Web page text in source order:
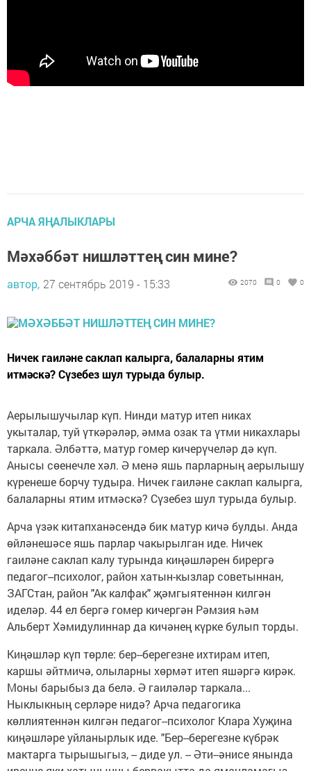
АРЧА ЯҢАЛЫКЛАРЫ
Мәхәббәт нишләттең син мине?
автор, 27 сентябрь 2019 - 15:33 2070 0 0
Ничек гаиләне саклап калырга, балаларны ятим
итмәскә? Сүзебез шул турыда булыр.
Аерылышучылар күп. Нинди матур итеп никах
укыталар, туй үткәрәләр, әмма озак та үтми никахлары
таркала. Әлбәттә, матур гомер кичерүчеләр дә күп.
Анысы сөенечле хәл. Ә менә яшь парларның аерылышу
күренеше борчу тудыра. Ничек гаиләне саклап калырга,
балаларны ятим итмәскә? Сүзебез шул турыда булыр.
Арча үзәк китапханәсендә бик матур кичә булды. Анда
өйләнешәсе яшь парлар чакырылган иде. Ничек
гаиләне саклап калу турында киңәшләрен бирергә
педагог--психолог, район хатын-кызлар советыннан,
ЗАГСтан, район "Ак калфак" җәмгыятеннән килгән
иделәр. 44 ел бергә гомер кичергән Рәмзия һәм
Альберт Хәмидулиннар да кичәнең күрке булып торды.
Киңәшләр күп төрле: бер--берегезне ихтирам итеп,
каршы әйтмичә, олыларны хөрмәт итеп яшәргә кирәк.
Моны барыбыз да белә. Ә гаиләләр таркала...
Ныклыкның серләре нидә? Арча педагогика
көллиятеннән килгән педагог--психолог Клара Хуҗина
киңәшләре уйланырлык иде. "Бер--берегезне күбрәк
мактарга тырышыгыз, -- диде ул. -- Әти--әнисе янында